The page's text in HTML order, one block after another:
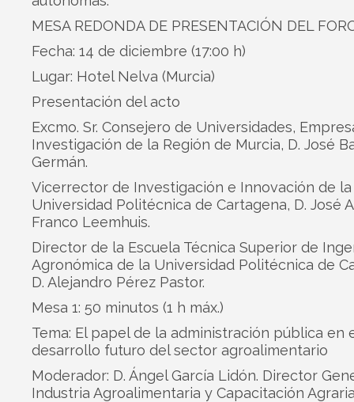
MESA REDONDA DE PRESENTACIÓN DEL
Fecha: 14 de diciembre (17:00 h)
Lugar: Hotel Nelva (Murcia)
Presentación del acto
Excmo. Sr. Consejero de Universidades,
Investigación de la Región de Murcia, D. José
Germán.
Vicerrector de Investigación e Innovación de la
Universidad Politécnica de Cartagena, D. José
Franco Leemhuis.
Director de la Escuela Técnica Superior de
Agronómica de la Universidad Politécnica de
D. Alejandro Pérez Pastor.
Mesa 1: 50 minutos (1 h máx.)
Tema: El papel de la administración pública en
desarrollo futuro del sector agroalimentario
Moderador: D. Ángel García Lidón. Director
Industria Agroalimentaria y Capacitación